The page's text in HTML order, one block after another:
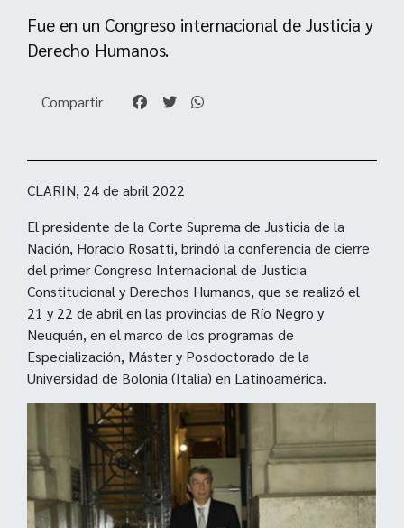
Fue en un Congreso internacional de Justicia y
Derecho Humanos.
Compartir
CLARIN, 24 de abril 2022
El presidente de la Corte Suprema de Justicia de la
Nación, Horacio Rosatti, brindó la conferencia de cierre
del primer Congreso Internacional de Justicia
Constitucional y Derechos Humanos, que se realizó el
21 y 22 de abril en las provincias de Río Negro y
Neuquén, en el marco de los programas de
Especialización, Máster y Posdoctorado de la
Universidad de Bolonia (Italia) en Latinoamérica.